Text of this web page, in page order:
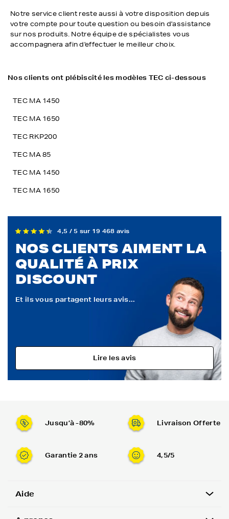
Notre service client reste aussi à votre disposition depuis
votre compte pour toute question ou besoin d'assistance
sur nos produits. Notre équipe de spécialistes vous
accompagnera afin d'effectuer le meilleur choix.
Nos clients ont plébiscité les modèles TEC ci-dessous
TEC MA 1450
TEC MA 1650
TEC RKP200
TEC MA 85
TEC MA 1450
TEC MA 1650
4,5 / 5 sur 19 468 avis
NOS CLIENTS AIMENT LA
QUALITÉ À PRIX
DISCOUNT
Et ils vous partagent leurs avis...
Lire les avis
Jusqu’à -80% Livraison Offerte
Garantie 2 ans 4,5/5
Aide